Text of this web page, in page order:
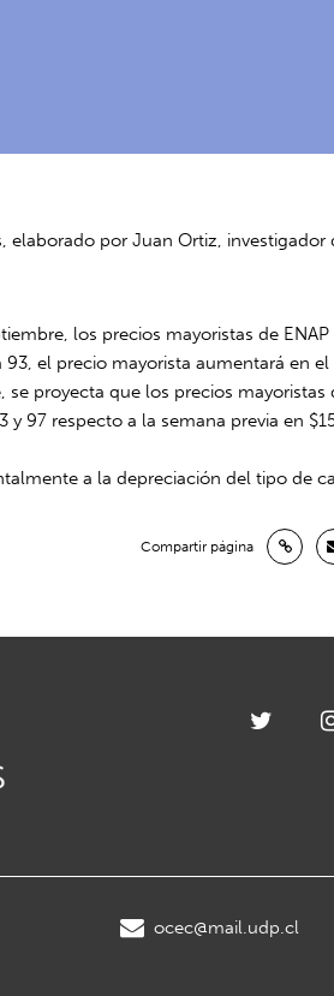
elaborado por Juan Ortiz,
los precios mayoristas de
el precio mayorista aumentará en
se proyecta que los precios
97 respecto a la semana previa en
a la depreciación del tipo de
Compartir página
ocec@mail.udp.cl